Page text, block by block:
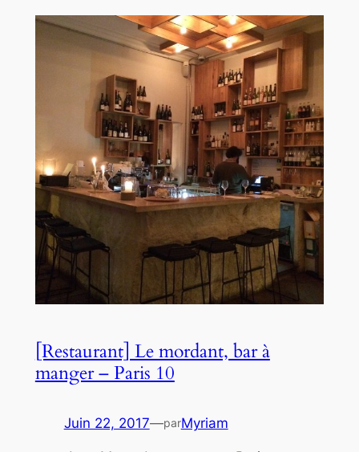
[Restaurant] Le mordant, bar à
manger – Paris 10
Juin 22, 2017—parMyriam